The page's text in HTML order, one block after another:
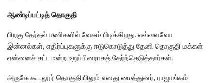
ஆண்டிப்பட்டித் தொகுதி
பிறகு தேர்தல் பணிகளில் வேகம் பிடிக்கிறது. எவ்வளவோ
இன்னல்கள், எதிர்ப்புகளுக்கு ஈடுகொடுத்து தேனி தொகுதி மக்கள்
என்னைச் சட்டமன்ற உறுப்பினராகத் தேர்ந்தெடுத்தார்கள்.
அருகே கூடலூர் தொகுதியிலும் எனது மைத்துனர், ராஜாங்கம்